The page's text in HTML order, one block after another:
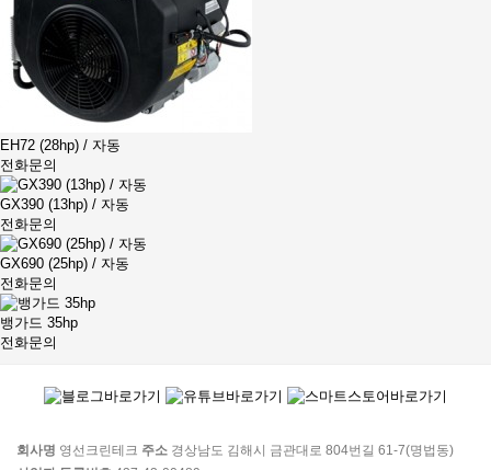
EH72 (28hp) / 자동
전화문의
GX390 (13hp) / 자동
전화문의
GX690 (25hp) / 자동
전화문의
뱅가드 35hp
전화문의
회사명 영선크린테크 주소 경상남도 김해시 금관대로 804번길 61-7(명법동)